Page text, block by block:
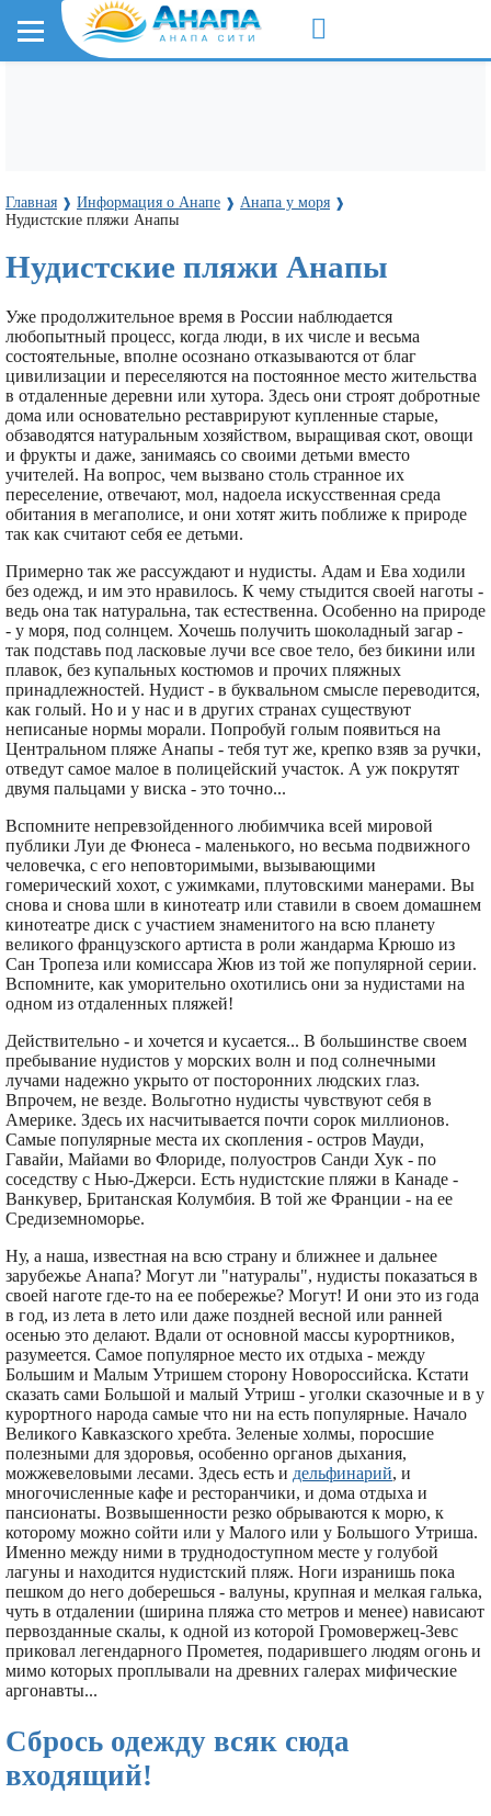
Главная ❱ Информация о Анапе ❱ Анапа у моря ❱
Нудистские пляжи Анапы
Нудистские пляжи Анапы
Уже продолжительное время в России наблюдается
любопытный процесс, когда люди, в их числе и весьма
состоятельные, вполне осознано отказываются от благ
цивилизации и переселяются на постоянное место жительства
в отдаленные деревни или хутора. Здесь они строят добротные
дома или основательно реставрируют купленные старые,
обзаводятся натуральным хозяйством, выращивая скот, овощи
и фрукты и даже, занимаясь со своими детьми вместо
учителей. На вопрос, чем вызвано столь странное их
переселение, отвечают, мол, надоела искусственная среда
обитания в мегаполисе, и они хотят жить поближе к природе
так как считают себя ее детьми.
Примерно так же рассуждают и нудисты. Адам и Ева ходили
без одежд, и им это нравилось. К чему стыдится своей наготы -
ведь она так натуральна, так естественна. Особенно на природе
- у моря, под солнцем. Хочешь получить шоколадный загар -
так подставь под ласковые лучи все свое тело, без бикини или
плавок, без купальных костюмов и прочих пляжных
принадлежностей. Нудист - в буквальном смысле переводится,
как голый. Но и у нас и в других странах существуют
неписаные нормы морали. Попробуй голым появиться на
Центральном пляже Анапы - тебя тут же, крепко взяв за ручки,
отведут самое малое в полицейский участок. А уж покрутят
двумя пальцами у виска - это точно...
Вспомните непревзойденного любимчика всей мировой
публики Луи де Фюнеса - маленького, но весьма подвижного
человечка, с его неповторимыми, вызывающими
гомерический хохот, с ужимками, плутовскими манерами. Вы
снова и снова шли в кинотеатр или ставили в своем домашнем
кинотеатре диск с участием знаменитого на всю планету
великого французского артиста в роли жандарма Крюшо из
Сан Тропеза или комиссара Жюв из той же популярной серии.
Вспомните, как уморительно охотились они за нудистами на
одном из отдаленных пляжей!
Действительно - и хочется и кусается... В большинстве своем
пребывание нудистов у морских волн и под солнечными
лучами надежно укрыто от посторонних людских глаз.
Впрочем, не везде. Вольготно нудисты чувствуют себя в
Америке. Здесь их насчитывается почти сорок миллионов.
Самые популярные места их скопления - остров Мауди,
Гавайи, Майами во Флориде, полуостров Санди Хук - по
соседству с Нью-Джерси. Есть нудистские пляжи в Канаде -
Ванкувер, Британская Колумбия. В той же Франции - на ее
Средиземноморье.
Ну, а наша, известная на всю страну и ближнее и дальнее
зарубежье Анапа? Могут ли "натуралы", нудисты показаться в
своей наготе где-то на ее побережье? Могут! И они это из года
в год, из лета в лето или даже поздней весной или ранней
осенью это делают. Вдали от основной массы курортников,
разумеется. Самое популярное место их отдыха - между
Большим и Малым Утришем сторону Новороссийска. Кстати
сказать сами Большой и малый Утриш - уголки сказочные и в у
курортного народа самые что ни на есть популярные. Начало
Великого Кавказского хребта. Зеленые холмы, поросшие
полезными для здоровья, особенно органов дыхания,
можжевеловыми лесами. Здесь есть и дельфинарий, и
многочисленные кафе и ресторанчики, и дома отдыха и
пансионаты. Возвышенности резко обрываются к морю, к
которому можно сойти или у Малого или у Большого Утриша.
Именно между ними в труднодоступном месте у голубой
лагуны и находится нудистский пляж. Ноги изранишь пока
пешком до него доберешься - валуны, крупная и мелкая галька,
чуть в отдалении (ширина пляжа сто метров и менее) нависают
первозданные скалы, к одной из которой Громовержец-Зевс
приковал легендарного Прометея, подарившего людям огонь и
мимо которых проплывали на древних галерах мифические
аргонавты...
Сбрось одежду всяк сюда
входящий!